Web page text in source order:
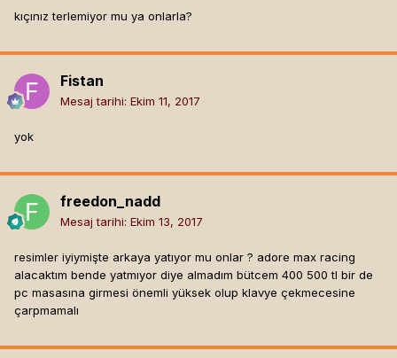
kıçınız terlemiyor mu ya onlarla?
Fistan
Mesaj tarihi: Ekim 11, 2017
yok
freedon_nadd
Mesaj tarihi: Ekim 13, 2017
resimler iyiymişte arkaya yatıyor mu onlar ? adore max racing
alacaktım bende yatmıyor diye almadım bütcem 400 500 tl bir de
pc masasına girmesi önemli yüksek olup klavye çekmecesine
çarpmamalı